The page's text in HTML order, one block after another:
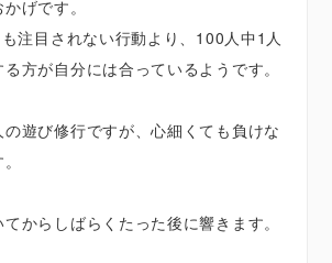
げです。
注目されない行動より、100人中1人
方が自分には合っているようです。
遊び修行ですが、心細くても負けな
からしばらくたった後に響きます。